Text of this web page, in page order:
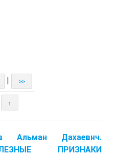
>>
↑
Альман Дахаевнч.
ПРИЗНАКИ